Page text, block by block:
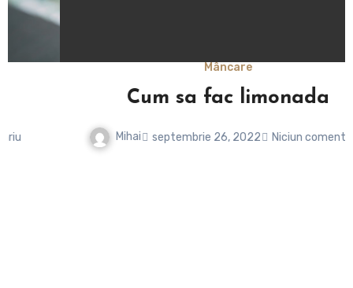
Cum sa fac limonada
septembrie 26, 2022 Niciun comentariu